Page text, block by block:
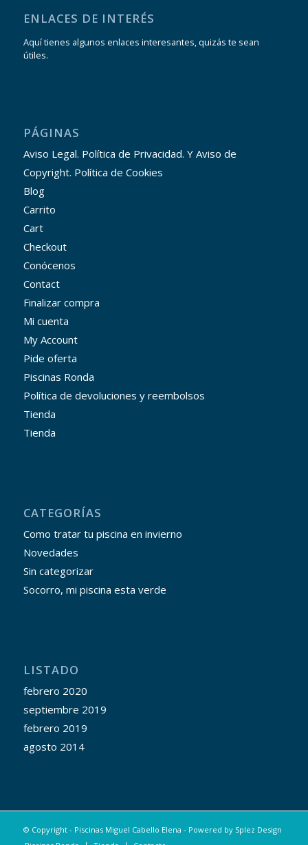
ENLACES DE INTERÉS
Aquí tienes algunos enlaces interesantes, quizás te sean
útiles.
PÁGINAS
Aviso Legal. Política de Privacidad. Y Aviso de
Copyright. Política de Cookies
Blog
Carrito
Cart
Checkout
Conócenos
Contact
Finalizar compra
Mi cuenta
My Account
Pide oferta
Piscinas Ronda
Política de devoluciones y reembolsos
Tienda
Tienda
CATEGORÍAS
Como tratar tu piscina en invierno
Novedades
Sin categorizar
Socorro, mi piscina esta verde
LISTADO
febrero 2020
septiembre 2019
febrero 2019
agosto 2014
© Copyright - Piscinas Miguel Cabello Elena - Powered by Splez Design